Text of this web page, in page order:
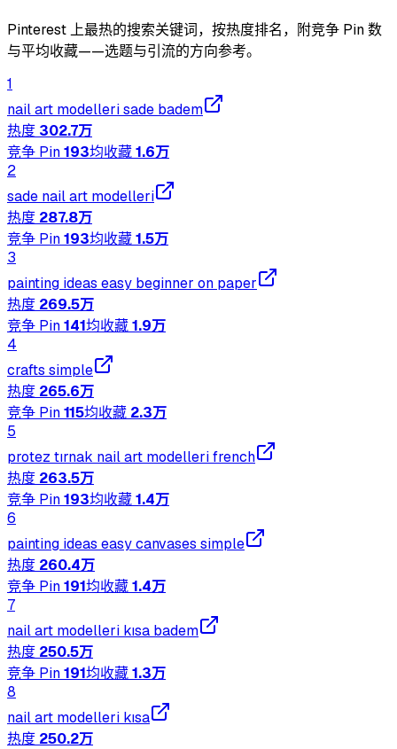
Pinterest 上最热的搜索关键词，按热度排名，附竞争 Pin 数
与平均收藏——选题与引流的方向参考。
1
nail art modelleri sade badem
热度 302.7万
竞争 Pin193均收藏1.6万
2
sade nail art modelleri
热度 287.8万
竞争 Pin193均收藏1.5万
3
painting ideas easy beginner on paper
热度 269.5万
竞争 Pin141均收藏1.9万
4
crafts simple
热度 265.6万
竞争 Pin115均收藏 2.3万
5
protez tırnak nail art modelleri french
热度 263.5万
竞争 Pin193均收藏1.4万
6
painting ideas easy canvases simple
热度 260.4万
竞争 Pin191均收藏1.4万
7
nail art modelleri kısa badem
热度 250.5万
竞争 Pin191均收藏1.3万
8
nail art modelleri kısa
热度 250.2万